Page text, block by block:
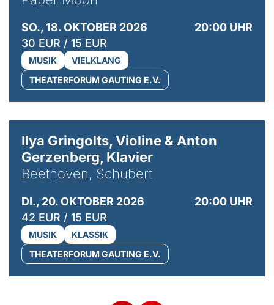
SO., 18. OKTOBER 2026
20:00 UHR
30 EUR / 15 EUR
MUSIK
VIELKLANG
THEATERFORUM GAUTING E.V.
Ilya Gringolts, Violine & Anton
Gerzenberg, Klavier
Beethoven, Schubert
DI., 20. OKTOBER 2026
20:00 UHR
42 EUR / 15 EUR
MUSIK
KLASSIK
THEATERFORUM GAUTING E.V.